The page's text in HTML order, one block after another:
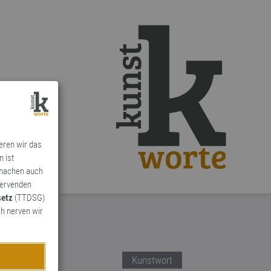
wir das
ist
auch
(TTDSG)
nerven wir
Kunstwort